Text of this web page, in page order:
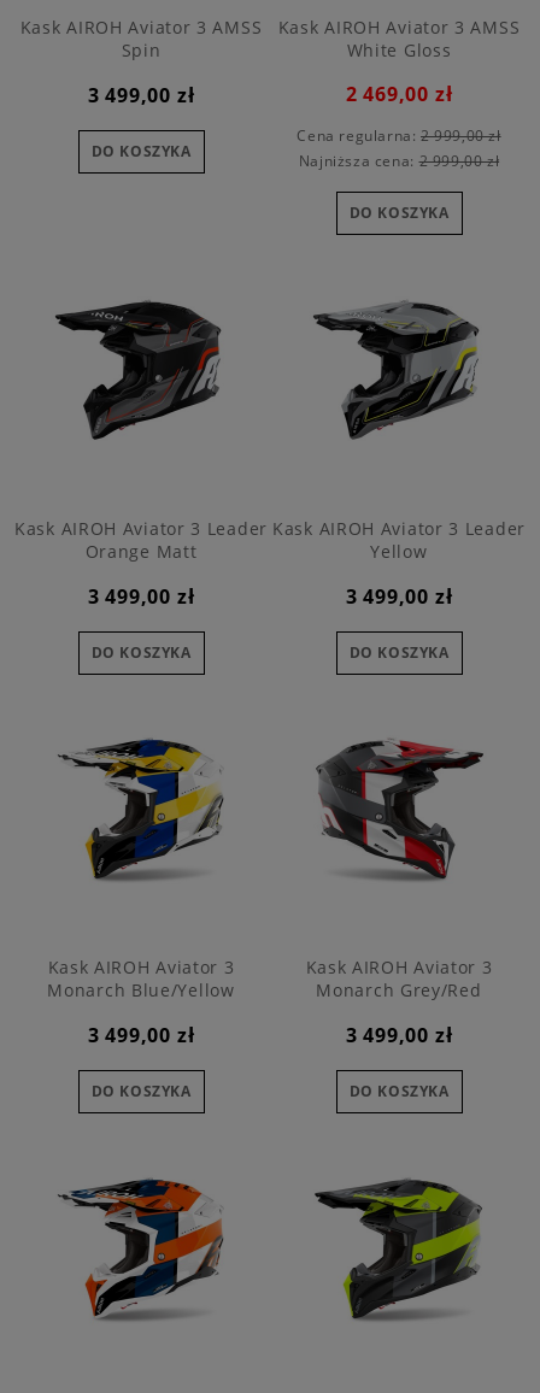
Kask AIROH Aviator 3 AMSS
Spin
3 499,00 zł
DO KOSZYKA
Kask AIROH Aviator 3 AMSS
White Gloss
2 469,00 zł
Cena regularna: 2 999,00 zł
Najniższa cena:2 999,00 zł
DO KOSZYKA
Kask AIROH Aviator 3 Leader
Orange Matt
3 499,00 zł
DO KOSZYKA
Kask AIROH Aviator 3 Leader
Yellow
3 499,00 zł
DO KOSZYKA
Kask AIROH Aviator 3
Monarch Blue/Yellow
3 499,00 zł
DO KOSZYKA
Kask AIROH Aviator 3
Monarch Grey/Red
3 499,00 zł
DO KOSZYKA